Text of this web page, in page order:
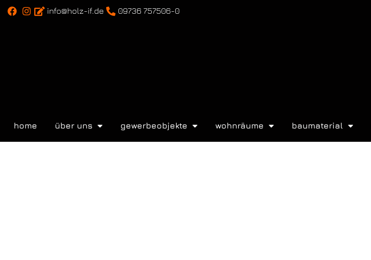
info@holz-if.de 09736 757506-0
home über uns gewerbeobjekte wohnräume baumaterial